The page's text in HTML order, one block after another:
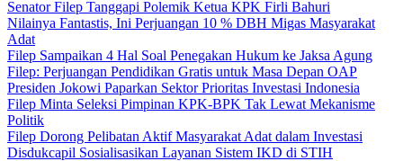
Senator Filep Tanggapi Polemik Ketua KPK Firli Bahuri
Nilainya Fantastis, Ini Perjuangan 10 % DBH Migas Masyarakat
Adat
Filep Sampaikan 4 Hal Soal Penegakan Hukum ke Jaksa Agung
Filep: Perjuangan Pendidikan Gratis untuk Masa Depan OAP
Presiden Jokowi Paparkan Sektor Prioritas Investasi Indonesia
Filep Minta Seleksi Pimpinan KPK-BPK Tak Lewat Mekanisme
Politik
Filep Dorong Pelibatan Aktif Masyarakat Adat dalam Investasi
Disdukcapil Sosialisasikan Layanan Sistem IKD di STIH